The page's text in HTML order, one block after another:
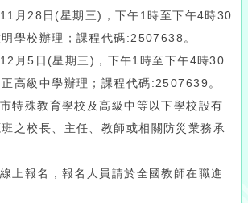
月28日(星期三)，下午1時至下午4時30
學校辦理；課程代碼:2507638。
月5日(星期三)，下午1時至下午4時30
高級中學辦理；課程代碼:2507639。
特殊教育學校及高級中等以下學校設有
之校長、主任、教師或相關防災業務承
上報名，報名人員請於全國教師在職進